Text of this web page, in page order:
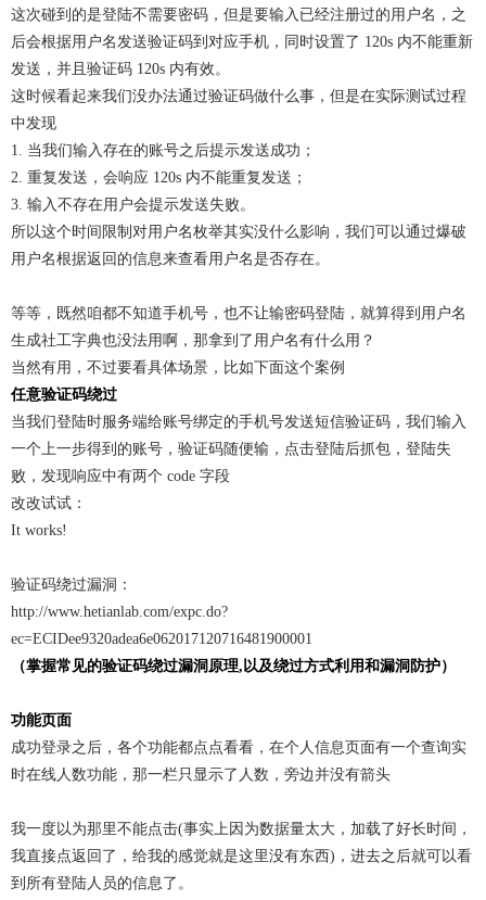
这次碰到的是登陆不需要密码，但是要输入已经注册过的用户名，之
后会根据用户名发送验证码到对应手机，同时设置了 120s 内不能重新
发送，并且验证码 120s 内有效。
这时候看起来我们没办法通过验证码做什么事，但是在实际测试过程
中发现
1. 当我们输入存在的账号之后提示发送成功；
2. 重复发送，会响应 120s 内不能重复发送；
3. 输入不存在用户会提示发送失败。
所以这个时间限制对用户名枚举其实没什么影响，我们可以通过爆破
用户名根据返回的信息来查看用户名是否存在。
等等，既然咱都不知道手机号，也不让输密码登陆，就算得到用户名
生成社工字典也没法用啊，那拿到了用户名有什么用？
当然有用，不过要看具体场景，比如下面这个案例
任意验证码绕过
当我们登陆时服务端给账号绑定的手机号发送短信验证码，我们输入
一个上一步得到的账号，验证码随便输，点击登陆后抓包，登陆失
败，发现响应中有两个 code 字段
改改试试：
It works!
验证码绕过漏洞：
http://www.hetianlab.com/expc.do?
ec=ECIDee9320adea6e062017120716481900001
（掌握常见的验证码绕过漏洞原理,以及绕过方式利用和漏洞防护）
功能页面
成功登录之后，各个功能都点点看看，在个人信息页面有一个查询实
时在线人数功能，那一栏只显示了人数，旁边并没有箭头
我一度以为那里不能点击(事实上因为数据量太大，加载了好长时间，
我直接点返回了，给我的感觉就是这里没有东西)，进去之后就可以看
到所有登陆人员的信息了。